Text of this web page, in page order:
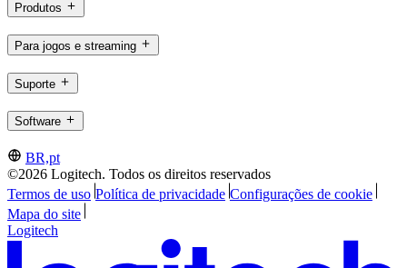
Produtos
Para jogos e streaming
Suporte
Software
BR,pt
©2026 Logitech. Todos os direitos reservados
Termos de uso Política de privacidade Configurações de cookie
Mapa do site
Logitech